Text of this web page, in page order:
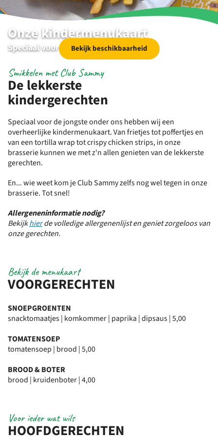
Onze kindermenukaart
Speciaal voor de jongste onder ons
Bekijk beschikbaarheid
De lekkerste
kindergerechten
Smikkelen met Club Sammy
Speciaal voor de jongste onder ons hebben wij een
overheerlijke kindermenukaart. Van frietjes tot poffertjes en
van een tortilla wrap tot crispy chicken strips, in onze
brasserie kunnen we met z'n allen genieten van de lekkerste
gerechten.
En... wie weet kom je Club Sammy zelfs nog wel tegen in onze
brasserie. Tot snel!
Allergeneninformatie nodig?
Bekijkhierde volledige allergenenlijst en geniet zorgeloos van
onze gerechten.
VOORGERECHTEN
Bekijk de menukaart
SNOEPGROENTEN
snacktomaatjes | komkommer | paprika | dipsaus | 5,00
TOMATENSOEP
tomatensoep | brood | 5,00
BROOD & BOTER
brood | kruidenboter | 4,00
HOOFDGERECHTEN
Voor ieder wat wils